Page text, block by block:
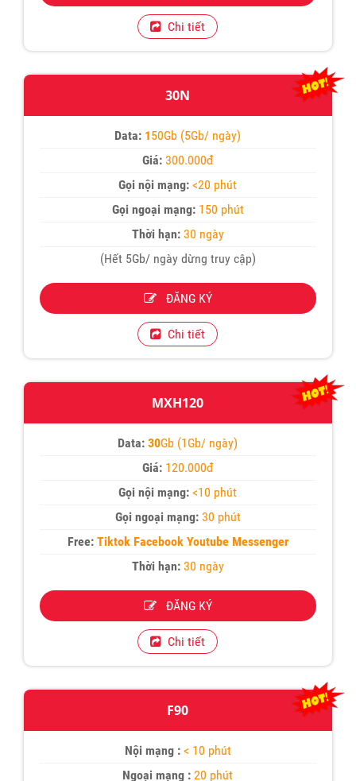
Chi tiết
30N
Data: 150Gb (5Gb/ ngày)
Giá:300.000đ
Gọi nội mạng:<20 phút
Gọi ngoại mạng:150 phút
Thời hạn:30 ngày
(Hết 5Gb/ ngày dừng truy cập)
ĐĂNG KÝ
Chi tiết
MXH120
Data: 30Gb (1Gb/ ngày)
Giá: 120.000đ
Gọi nội mạng:<10 phút
Gọi ngoại mạng: 30 phút
Free: Tiktok Facebook Youtube Messenger
Thời hạn:30 ngày
ĐĂNG KÝ
Chi tiết
F90
Nội mạng : < 10 phút
Ngoại mạng : 20 phút